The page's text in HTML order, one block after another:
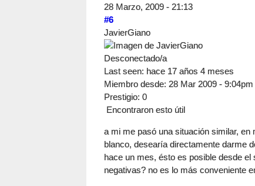
28 Marzo, 2009 - 21:13
#6
JavierGiano
Desconectado/a
Last seen: hace 17 años 4 meses
Miembro desde: 28 Mar 2009 - 9:04pm
Prestigio: 0
Encontraron esto útil
a mi me pasó una situación similar,
blanco, desearía directamente darme
hace un mes, ésto es posible desde
negativas? no es lo más conveniente